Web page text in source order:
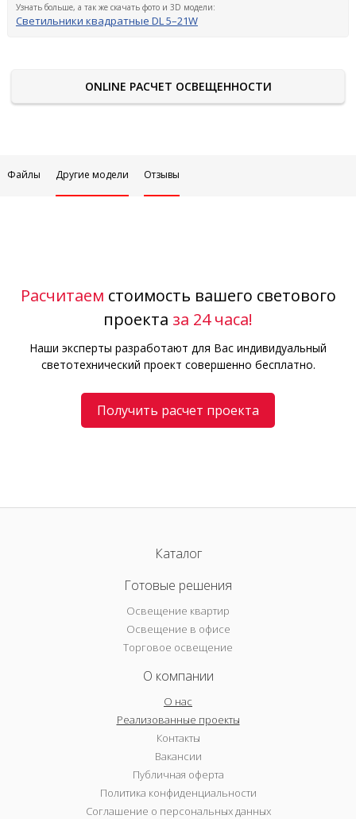
Узнать больше, а так же скачать фото и 3D модели:
Светильники квадратные DL 5–21W
ONLINE РАСЧЕТ ОСВЕЩЕННОСТИ
Файлы Другие модели Отзывы
Расчитаем стоимость вашего светового
проекта за 24 часа!
Наши эксперты разработают для Вас индивидуальный
светотехнический проект совершенно бесплатно.
Получить расчет проекта
Каталог
Готовые решения
Освещение квартир
Освещение в офисе
Торговое освещение
О компании
О нас
Реализованные проекты
Контакты
Вакансии
Публичная оферта
Политика конфиденциальности
Соглашение о персональных данных